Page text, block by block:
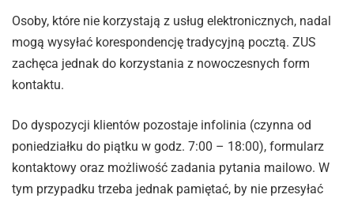
Osoby, które nie korzystają z usług elektronicznych, nadal
mogą wysyłać korespondencję tradycyjną pocztą. ZUS
zachęca jednak do korzystania z nowoczesnych form
kontaktu.
Do dyspozycji klientów pozostaje infolinia (czynna od
poniedziałku do piątku w godz. 7:00 – 18:00), formularz
kontaktowy oraz możliwość zadania pytania mailowo. W
tym przypadku trzeba jednak pamiętać, by nie przesyłać